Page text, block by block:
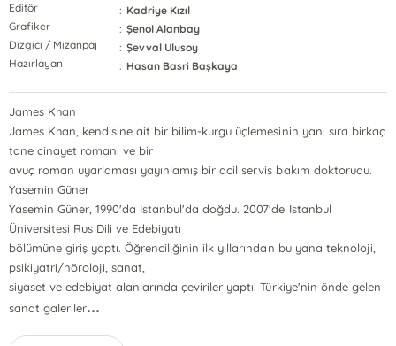
Editör : Kadriye Kızıl
Grafiker
: Şenol Alanbay
Dizgici / Mizanpaj
: Şevval Ulusoy
Hazırlayan
: Hasan Basri Başkaya
James Khan
James Khan, kendisine ait bir bilim-kurgu üçlemesinin yanı sıra birkaç
tane cinayet romanı ve bir
avuç roman uyarlaması yayınlamış bir acil servis bakım doktorudu.
Yasemin Güner
Yasemin Güner, 1990'da İstanbul'da doğdu. 2007'de İstanbul
Üniversitesi Rus Dili ve Edebiyatı
bölümüne giriş yaptı. Öğrenciliğinin ilk yıllarından bu yana teknoloji,
psikiyatri/nöroloji, sanat,
siyaset ve edebiyat alanlarında çeviriler yaptı. Türkiye'nin önde gelen
sanat galeriler...